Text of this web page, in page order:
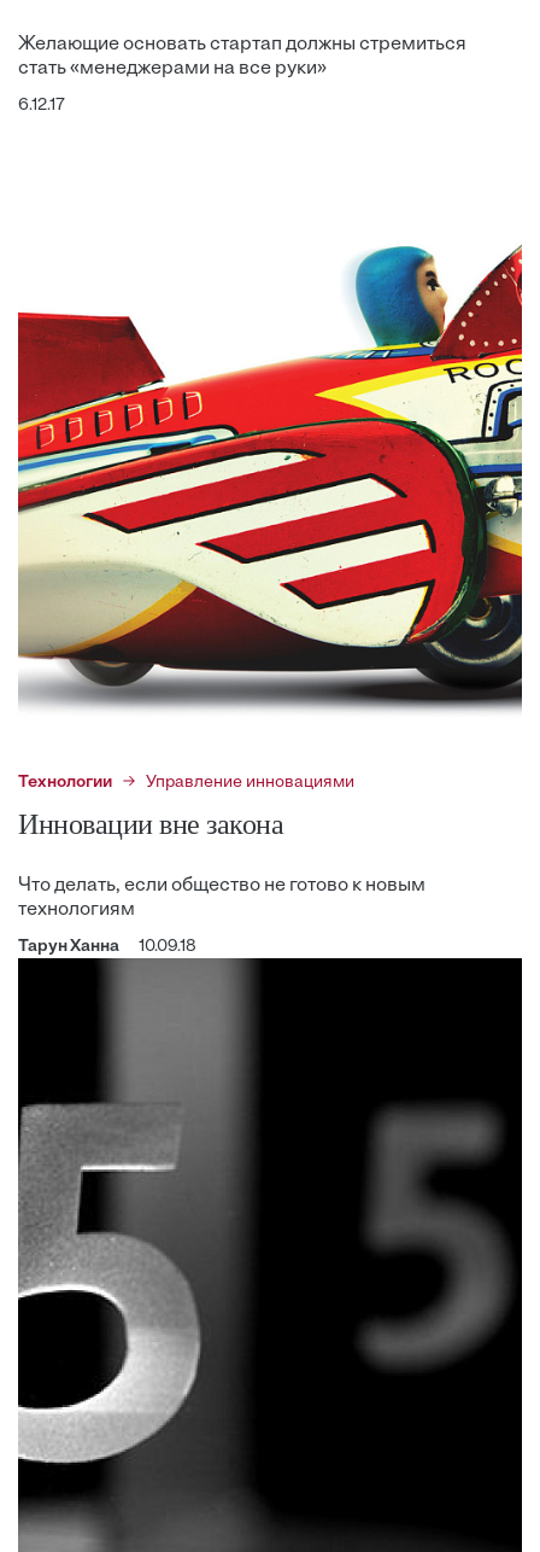
Желающие основать стартап должны стремиться
стать «менеджерами на все руки»
6.12.17
Технологии Управление инновациями
Инновации вне закона
Что делать, если общество не готово к новым
технологиям
Тарун Ханна 10.09.18